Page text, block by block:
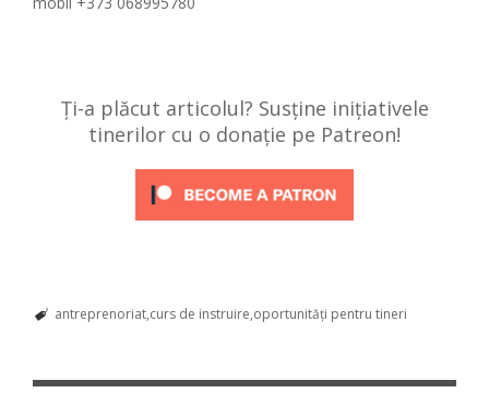
Ți-a plăcut articolul? Susține inițiativele
tinerilor cu o donație pe Patreon!
antreprenoriat curs de instruire oportunități pentru tineri